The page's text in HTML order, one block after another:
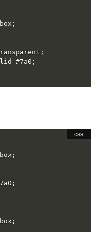
;
;
#7a0 ;
;
;
;